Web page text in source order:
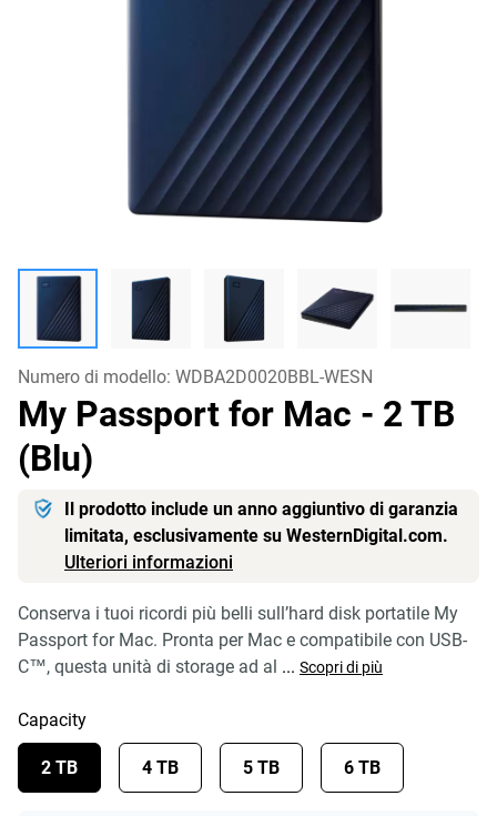
Numero di modello: WDBA2D0020BBL-WESN
My Passport for Mac - 2 TB
(Blu)
Il prodotto include un anno aggiuntivo di garanzia
limitata, esclusivamente su WesternDigital.com.
Ulteriori informazioni
Conserva i tuoi ricordi più belli sull’hard disk portatile My
Passport for Mac. Pronta per Mac e compatibile con USB-
C™, questa unità di storage ad al ... Scopri di più
Capacity
2 TB 4 TB 5 TB 6 TB